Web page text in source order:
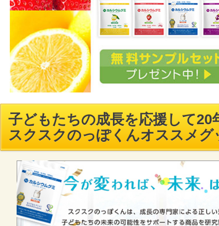
子どもたちの成長を応援して20
スクスクのっぽくんオススメグ